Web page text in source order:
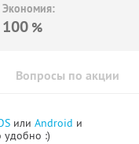
Экономия:
100 %
Вопросы по акции
или Android и
удобно :)